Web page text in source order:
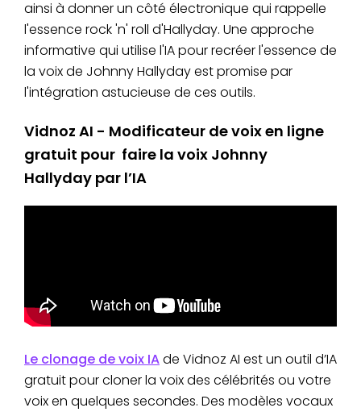
ainsi à donner un côté électronique qui rappelle
l'essence rock 'n' roll d'Hallyday. Une approche
informative qui utilise l'IA pour recréer l'essence de
la voix de Johnny Hallyday est promise par
l'intégration astucieuse de ces outils.
Vidnoz AI - Modificateur de voix en ligne
gratuit pour faire la voix Johnny
Hallyday par l’IA
Le clonage de voix IAde Vidnoz AI est un outil d’IA
gratuit pour cloner la voix des célébrités ou votre
voix en quelques secondes. Des modèles vocaux